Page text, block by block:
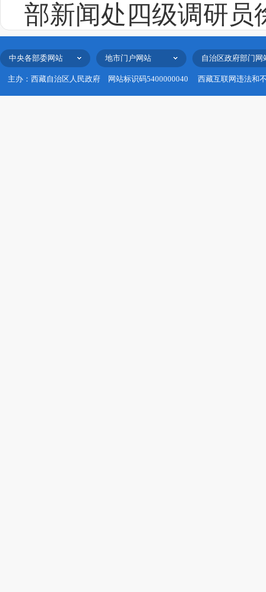
部新闻处四级调研员
中央各部委网站 地市门户网站 自治区政府部门网
主办：西藏自治区人民政府 网站标识码5400000040 西藏互联网违法和